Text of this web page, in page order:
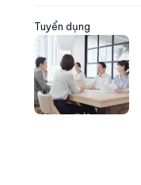
Tuyển dụng